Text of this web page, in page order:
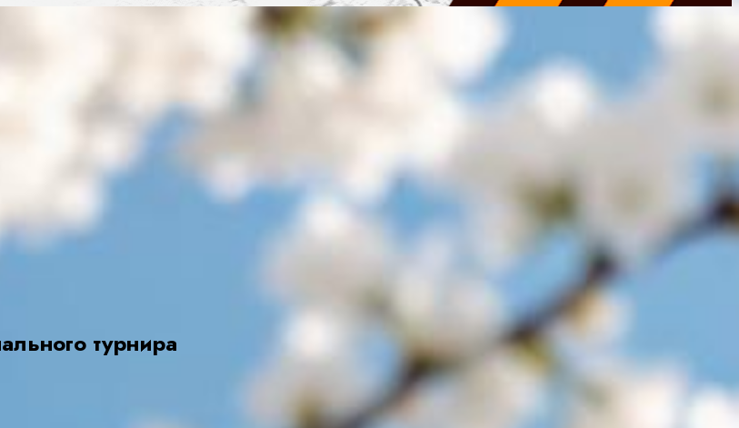
турнира